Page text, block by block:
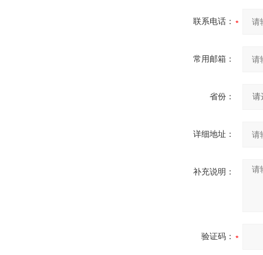
联系电话：
常用邮箱：
省份：
详细地址：
补充说明：
验证码：